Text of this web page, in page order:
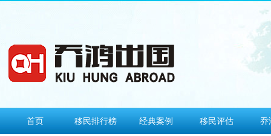
首页 移民排行榜 经典案例 移民评估 乔